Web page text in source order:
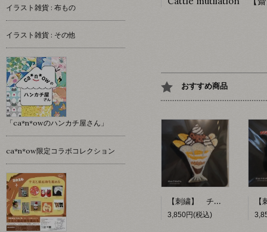
おすすめ商品
【刺繍】 チョコレートパフェ 【ポコルテポコチル】
3,850円(税込)
イラスト雑貨 : 布もの
イラスト雑貨 : その他
「ca*n*owのハンカチ屋さん」
ca*n*ow限定コラボコレクション